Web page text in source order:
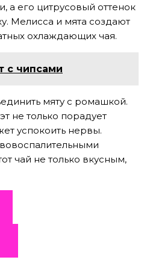
а его цитрусовый оттенок
Мелисса и мята создают
охлаждающих чая.
с чипсами
мяту с ромашкой.
не только порадует
успокоить нервы.
чай не только вкусным,